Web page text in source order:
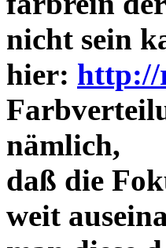
nicht sein
hier: http://
nämlich,
daß die
weit